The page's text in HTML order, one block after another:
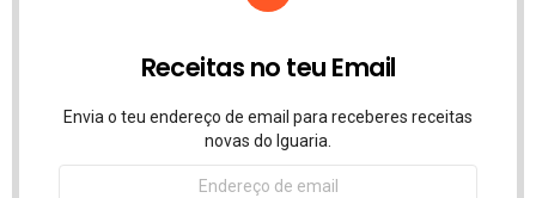
Receitas no teu Email
Envia o teu endereço de email para receberes receitas
novas do Iguaria.
Endereço